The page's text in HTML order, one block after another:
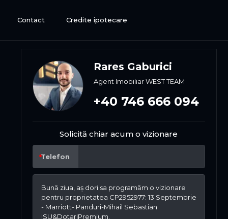
Contact Credite ipotecare
Rares Gaburici
Agent Imobiliar WEST TEAM
+40 746 666 094
Solicită chiar acum o vizionare
Telefon